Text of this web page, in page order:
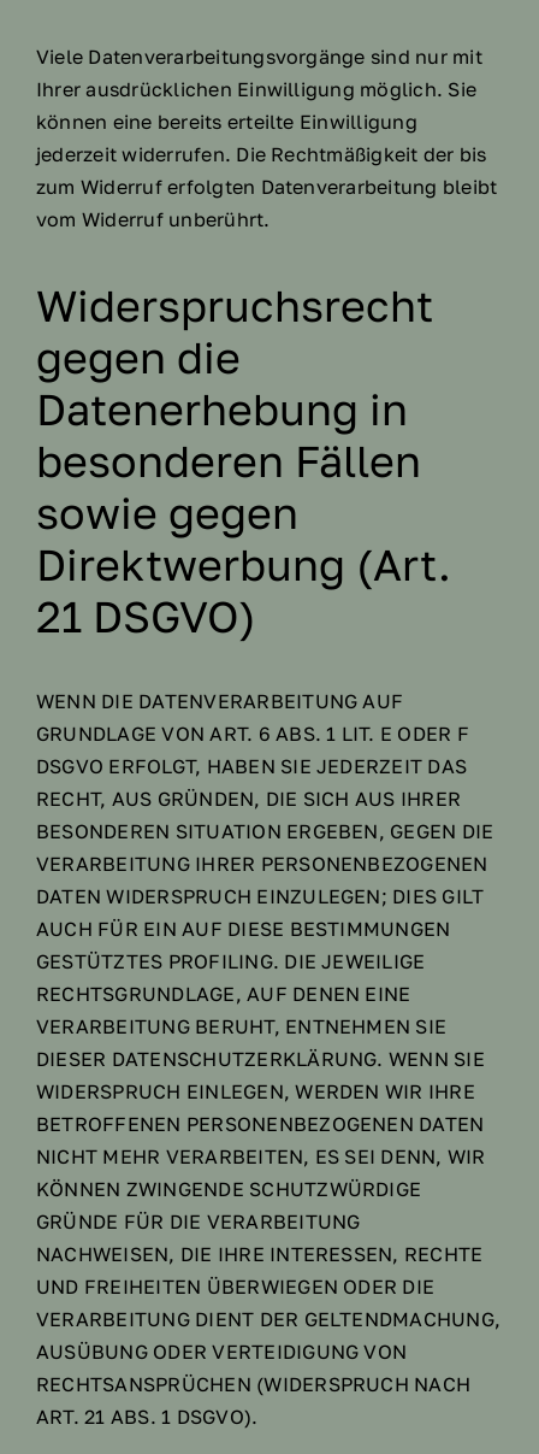
Viele Datenverarbeitungsvorgänge sind nur mit
Ihrer ausdrücklichen Einwilligung möglich. Sie
können eine bereits erteilte Einwilligung
jederzeit widerrufen. Die Rechtmäßigkeit der bis
zum Widerruf erfolgten Datenverarbeitung bleibt
vom Widerruf unberührt.
Widerspruchsrecht
gegen die
Datenerhebung in
besonderen Fällen
sowie gegen
Direktwerbung (Art.
21 DSGVO)
WENN DIE DATENVERARBEITUNG AUF
GRUNDLAGE VON ART. 6 ABS. 1 LIT. E ODER F
DSGVO ERFOLGT, HABEN SIE JEDERZEIT DAS
RECHT, AUS GRÜNDEN, DIE SICH AUS IHRER
BESONDEREN SITUATION ERGEBEN, GEGEN DIE
VERARBEITUNG IHRER PERSONENBEZOGENEN
DATEN WIDERSPRUCH EINZULEGEN; DIES GILT
AUCH FÜR EIN AUF DIESE BESTIMMUNGEN
GESTÜTZTES PROFILING. DIE JEWEILIGE
RECHTSGRUNDLAGE, AUF DENEN EINE
VERARBEITUNG BERUHT, ENTNEHMEN SIE
DIESER DATENSCHUTZERKLÄRUNG. WENN SIE
WIDERSPRUCH EINLEGEN, WERDEN WIR IHRE
BETROFFENEN PERSONENBEZOGENEN DATEN
NICHT MEHR VERARBEITEN, ES SEI DENN, WIR
KÖNNEN ZWINGENDE SCHUTZWÜRDIGE
GRÜNDE FÜR DIE VERARBEITUNG
NACHWEISEN, DIE IHRE INTERESSEN, RECHTE
UND FREIHEITEN ÜBERWIEGEN ODER DIE
VERARBEITUNG DIENT DER GELTENDMACHUNG,
AUSÜBUNG ODER VERTEIDIGUNG VON
RECHTSANSPRÜCHEN (WIDERSPRUCH NACH
ART. 21 ABS. 1 DSGVO).